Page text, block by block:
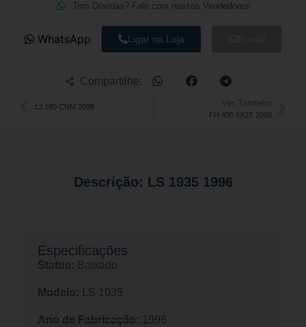
Tem Dúvidas? Fale com nossos Vendedores
WhatsApp Ligar na Loja
Compartilhe:
13.180 CNM 2008 Ver Também
FH 400 6X2T 2006
Descrição: LS 1935 1996
Especificações​
Status: Baixado
Modelo: LS 1935
Ano de Fabricação: 1996